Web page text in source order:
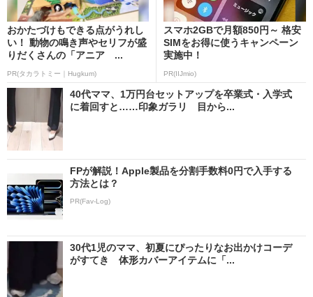
おかたづけもできる点がうれし
い！ 動物の鳴き声やセリフが盛
りだくさんの「アニア ...
PR(タカラトミー｜Hugkum)
スマホ2GBで月額850円～ 格安
SIMをお得に使うキャンペーン
実施中！
PR(IIJmio)
40代ママ、1万円台セットアップを卒業式・入学式
に着回すと……印象ガラリ 目から...
FPが解説！Apple製品を分割手数料0円で入手する
方法とは？
PR(Fav-Log)
30代1児のママ、初夏にぴったりなお出かけコーデ
がすてき 体形カバーアイテムに「...